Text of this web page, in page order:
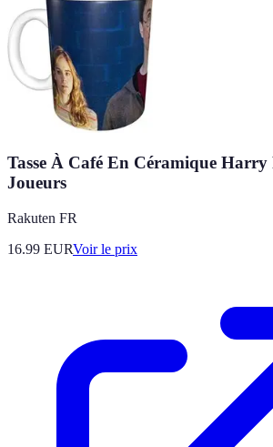
Tasse À Café En Céramique
Joueurs
Rakuten FR
16.99 EURVoir le prix